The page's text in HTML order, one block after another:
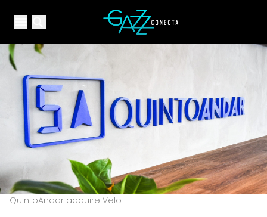
Open main menuYour Company
QuintoAndar adquire Velo